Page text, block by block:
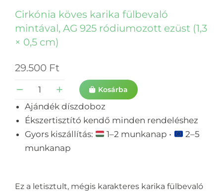
Cirkónia köves karika fülbevaló
mintával, AG 925 ródiumozott ezüst (1,3
× 0,5 cm)
29.500 Ft
Kosárba
Ajándék díszdoboz
Ékszertisztító kendő minden rendeléshez
Gyors kiszállítás:
1–2 munkanap •
2–5
munkanap
Ez a letisztult, mégis karakteres karika fülbevaló